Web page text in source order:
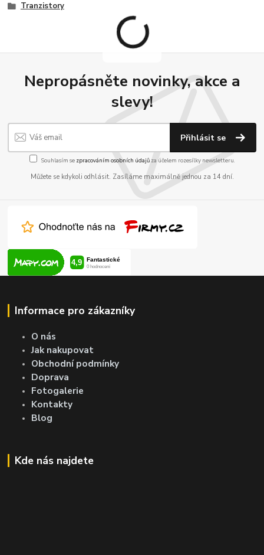
Tranzistory
Nepropásněte novinky, akce a
slevy!
Přihlásit se
Souhlasím se zpracováním osobních údajůza účelem rozesílky newsletteru.
Můžete se kdykoli odhlásit. Zasíláme maximálně jednou za 14 dní.
Informace pro zákazníky
O nás
Jak nakupovat
Obchodní podmínky
Doprava
Fotogalerie
Kontakty
Blog
Kde nás najdete